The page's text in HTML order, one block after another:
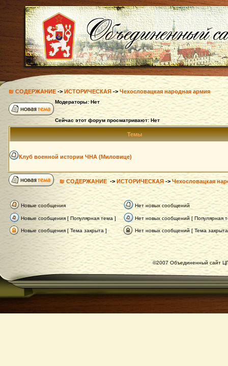
₪ СОДЕРЖАНИЕ-> ИСТОРИЧЕСКАЯ->Чехословацкая народная армия
Модераторы: Нет
Сейчас этот форум просматривают: Нет
Темы
Клуб военной истории ЧНА (Миловице)
₪ СОДЕРЖАНИЕ-> ИСТОРИЧЕСКАЯ->Чехословацкая
Новые сообщения Нет новых сообщений
Новые сообщения [ Популярная тема ] Нет новых сообщений [ Популярная
Новые сообщения [ Тема закрыта ] Нет новых сообщений [ Тема
©2007 Объединенный сайт